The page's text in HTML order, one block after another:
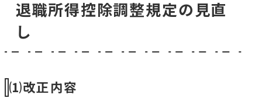
退職所得控除調整規定の見直
し
⑴改正内容